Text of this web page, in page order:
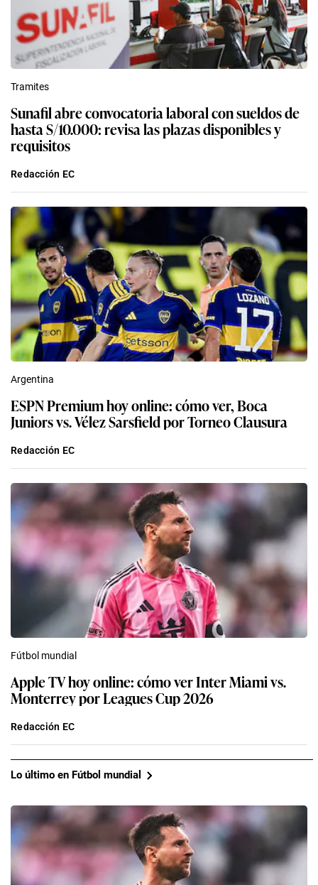
Tramites
Sunafil abre convocatoria laboral con sueldos de
hasta S/10.000: revisa las plazas disponibles y
requisitos
Redacción EC
Argentina
ESPN Premium hoy online: cómo ver, Boca
Juniors vs. Vélez Sarsfield por Torneo Clausura
Redacción EC
Fútbol mundial
Apple TV hoy online: cómo ver Inter Miami vs.
Monterrey por Leagues Cup 2026
Redacción EC
Lo último en Fútbol mundial